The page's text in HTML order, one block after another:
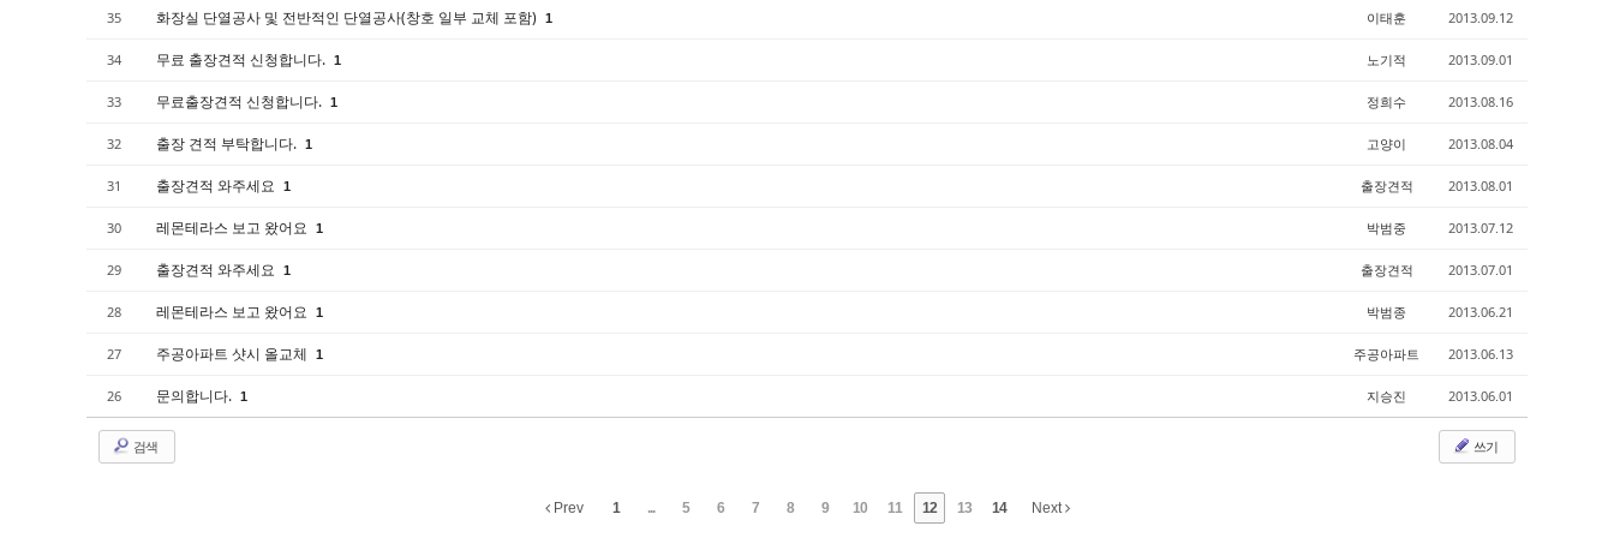
35 화장실 단열공사 및 전반적인 단열공사(창호 일부 교체 포함) 1 이태훈 2013.09.12
34 무료 출장견적 신청합니다. 1 노기적 2013.09.01
33 무료출장견적 신청합니다. 1 정희수 2013.08.16
32 출장 견적 부탁합니다. 1 고양이 2013.08.04
31 출장견적 와주세요 1 출장견적 2013.08.01
30 레몬테라스 보고 왔어요 1 박범중 2013.07.12
29 출장견적 와주세요 1 출장견적 2013.07.01
28 레몬테라스 보고 왔어요 1 박범종 2013.06.21
27 주공아파트 샷시 올교체 1 주공아파트 2013.06.13
26 문의합니다. 1 지승진 2013.06.01
검색 쓰기
Prev 1 ... 5 6 7 8 9 10 11 12 13 14 Next